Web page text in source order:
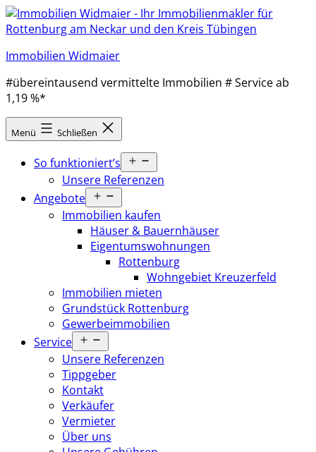
Zum
Inhalt
Immobilien Widmaier
#übereintausend vermittelte Immobilien # Service ab
1,19 %*
Menü Schließen
So funktioniert’s
öffnen
Unsere Referenzen
Angebote
öffnen
Immobilien kaufen
Häuser & Bauernhäuser
Eigentumswohnungen
Rottenburg
Wohngebiet Kreuzerfeld
Immobilien mieten
Grundstück Rottenburg
Gewerbeimmobilien
Service
öffnen
Unsere Referenzen
Tippgeber
Kontakt
Verkäufer
Vermieter
Über uns